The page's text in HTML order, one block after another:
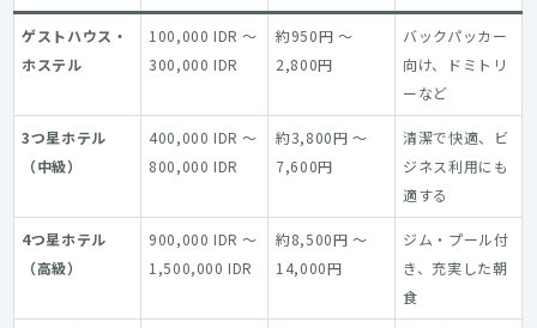
ゲストハウス・
ホステル
100,000 IDR ～
300,000 IDR
約950円 ～
2,800円
バックパッカー
向け、ドミトリ
ーなど
3つ星ホテル
（中級）
400,000 IDR ～
800,000 IDR
約3,800円 ～
7,600円
清潔で快適、ビ
ジネス利用にも
適する
4つ星ホテル
（高級）
900,000 IDR ～
1,500,000 IDR
約8,500円 ～
14,000円
ジム・プール付
き、充実した朝
食